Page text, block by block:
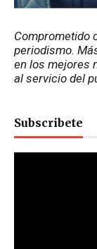
Comprometido
periodismo.
en los mejores
al servicio del
Subscribete